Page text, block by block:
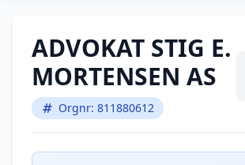
ADVOKAT STIG E.
MORTENSEN AS
Orgnr: 811880612